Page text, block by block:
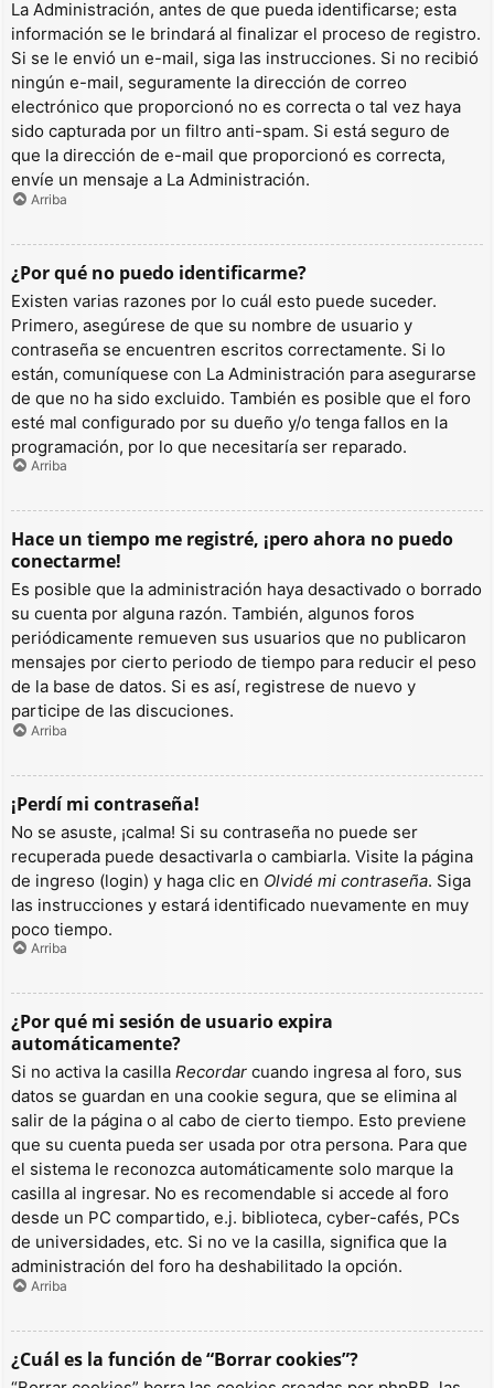
La Administración, antes de que pueda identificarse; esta
información se le brindará al finalizar el proceso de registro.
Si se le envió un e-mail, siga las instrucciones. Si no recibió
ningún e-mail, seguramente la dirección de correo
electrónico que proporcionó no es correcta o tal vez haya
sido capturada por un filtro anti-spam. Si está seguro de
que la dirección de e-mail que proporcionó es correcta,
envíe un mensaje a La Administración.
Arriba
¿Por qué no puedo identificarme?
Existen varias razones por lo cuál esto puede suceder.
Primero, asegúrese de que su nombre de usuario y
contraseña se encuentren escritos correctamente. Si lo
están, comuníquese con La Administración para asegurarse
de que no ha sido excluido. También es posible que el foro
esté mal configurado por su dueño y/o tenga fallos en la
programación, por lo que necesitaría ser reparado.
Arriba
Hace un tiempo me registré, ¡pero ahora no puedo
conectarme!
Es posible que la administración haya desactivado o borrado
su cuenta por alguna razón. También, algunos foros
periódicamente remueven sus usuarios que no publicaron
mensajes por cierto periodo de tiempo para reducir el peso
de la base de datos. Si es así, registrese de nuevo y
participe de las discuciones.
Arriba
¡Perdí mi contraseña!
No se asuste, ¡calma! Si su contraseña no puede ser
recuperada puede desactivarla o cambiarla. Visite la página
de ingreso (login) y haga clic en Olvidé mi contraseña. Siga
las instrucciones y estará identificado nuevamente en muy
poco tiempo.
Arriba
¿Por qué mi sesión de usuario expira
automáticamente?
Si no activa la casilla Recordar cuando ingresa al foro, sus
datos se guardan en una cookie segura, que se elimina al
salir de la página o al cabo de cierto tiempo. Esto previene
que su cuenta pueda ser usada por otra persona. Para que
el sistema le reconozca automáticamente solo marque la
casilla al ingresar. No es recomendable si accede al foro
desde un PC compartido, e.j. biblioteca, cyber-cafés, PCs
de universidades, etc. Si no ve la casilla, significa que la
administración del foro ha deshabilitado la opción.
Arriba
¿Cuál es la función de “Borrar cookies”?